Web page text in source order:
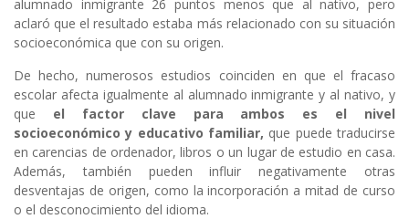
alumnado inmigrante 26 puntos menos que al nativo, pero
aclaró que el resultado estaba más relacionado con su situación
socioeconómica que con su origen.
De hecho, numerosos estudios coinciden en que el fracaso
escolar afecta igualmente al alumnado inmigrante y al nativo, y
que el factor clave para ambos es el nivel
socioeconómico y educativo familiar, que puede traducirse
en carencias de ordenador, libros o un lugar de estudio en casa.
Además, también pueden influir negativamente otras
desventajas de origen, como la incorporación a mitad de curso
o el desconocimiento del idioma.